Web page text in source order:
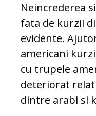
Neincrederea
fata de kurzii
evidente.
americani
cu trupele
deteriorat
dintre arabi si